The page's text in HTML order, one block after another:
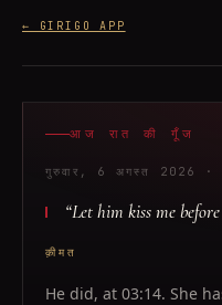
← GIRIGO APP
आज रात की गूँज
गुरुवार, 6 अगस्त 2026 ·
“Let him kiss me
क़ीमत
He did, at 03:14. She